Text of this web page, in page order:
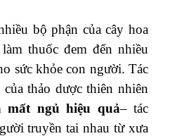
bộ phận của cây hoa
thuốc đem đến nhiều
sức khỏe con người. Tác
thảo dược thiên nhiên
mất ngủ hiệu quả– tác
truyền tai nhau từ xưa